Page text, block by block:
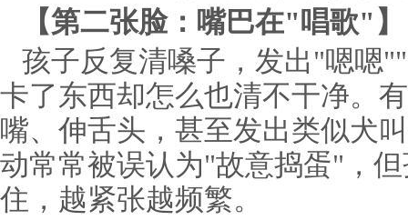
【第二张脸：嘴巴在"唱歌"】
孩子反复清嗓子，发出"嗯嗯
卡了东西却怎么也清不干净。
嘴、伸舌头，甚至发出类似犬
动常常被误认为"故意捣蛋"，
住，越紧张越频繁。